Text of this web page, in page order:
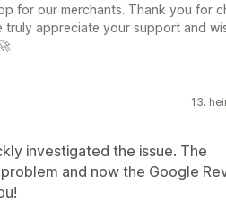
for our merchants. Thank you for
truly appreciate your support and
13.
investigated the issue. The
and now the Google